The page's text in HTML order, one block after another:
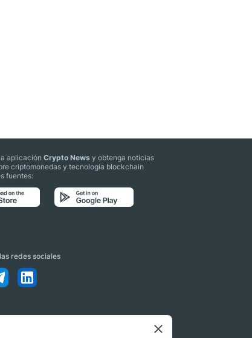
aplicaciónCrypto News y obtenga noticias
criptomonedas y tecnología blockchain
fuentes:
redes sociales